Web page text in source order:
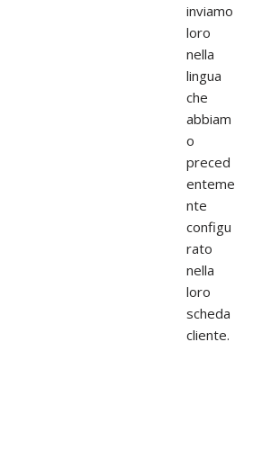
inviamo
loro
nella
lingua
che
abbiam
o
preced
enteme
nte
configu
rato
nella
loro
scheda
cliente.